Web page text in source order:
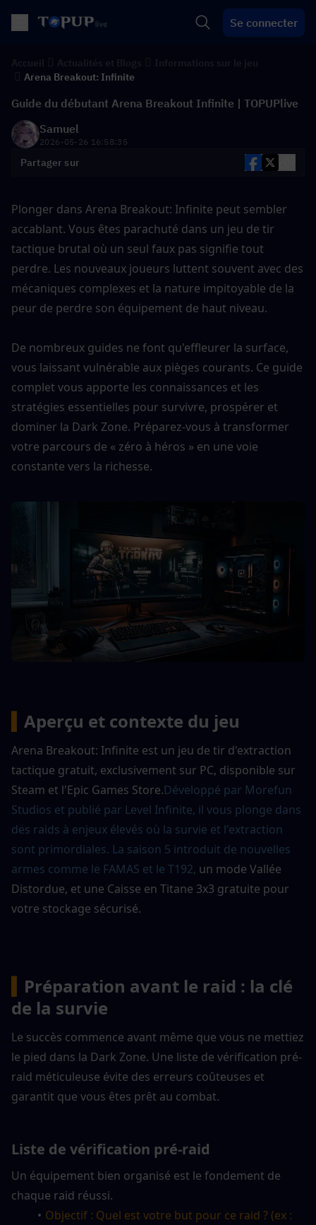
Se connecter
Arena Breakout: Infinite
Guide du débutant Arena Breakout Infinite | TOPUPlive
Samuel
2026-05-26 16:58:35
Partager sur
Plonger dans Arena Breakout: Infinite peut sembler
accablant. Vous êtes parachuté dans un jeu de tir
tactique brutal où un seul faux pas signifie tout
perdre. Les nouveaux joueurs luttent souvent avec des
mécaniques complexes et la nature impitoyable de la
peur de perdre son équipement de haut niveau.
De nombreux guides ne font qu'effleurer la surface,
vous laissant vulnérable aux pièges courants. Ce guide
complet vous apporte les connaissances et les
stratégies essentielles pour survivre, prospérer et
dominer la Dark Zone. Préparez-vous à transformer
votre parcours de « zéro à héros » en une voie
constante vers la richesse.
Aperçu et contexte du jeu
Arena Breakout: Infinite est un jeu de tir d'extraction
tactique gratuit, exclusivement sur PC, disponible sur
Steam et l'Epic Games Store.Développé par Morefun
Studios et publié par Level Infinite, il vous plonge dans
des raids à enjeux élevés où la survie et l'extraction
sont primordiales. La saison 5 introduit de nouvelles
armes comme le FAMAS et le T192, un mode Vallée
Distordue, et une Caisse en Titane 3x3 gratuite pour
votre stockage sécurisé.
Préparation avant le raid : la clé
de la survie
Le succès commence avant même que vous ne mettiez
le pied dans la Dark Zone. Une liste de vérification pré-
raid méticuleuse évite des erreurs coûteuses et
garantit que vous êtes prêt au combat.
Liste de vérification pré-raid
Un équipement bien organisé est le fondement de
chaque raid réussi.
Objectif : Quel est votre but pour ce raid ? (ex :